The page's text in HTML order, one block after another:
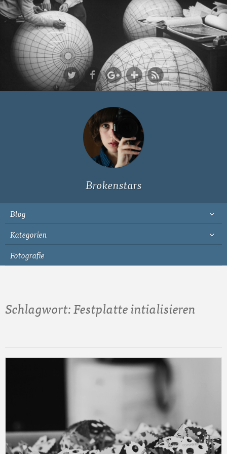
Ich bin Fyn,
23, und
wohne in
Köln
Brokenstars
Blog
Kategorien
Fotografie
Schlagwort:Festplatte intialisieren